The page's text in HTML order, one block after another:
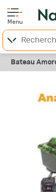
Menu
Bateau